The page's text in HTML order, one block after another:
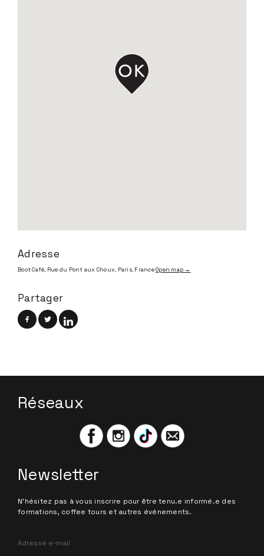
Adresse
Boot Café, Rue du Pont aux Choux, Paris, FranceOpen map →
Partager
Réseaux
Newsletter
N'hésitez pas à vous inscrire pour être tenu.e informé.e des
formations, coffee tours et autres événements.